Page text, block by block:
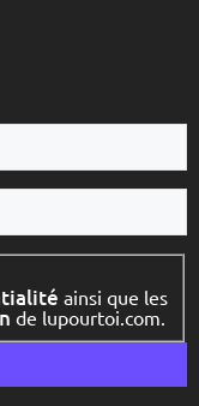
ainsi que les
de lupourtoi.com.